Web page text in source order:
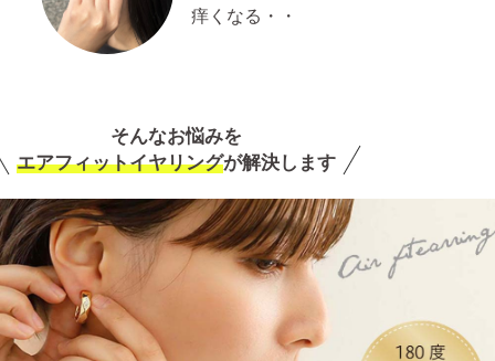
痒くなる・・
そんなお悩みを
エアフィットイヤリングが解決します